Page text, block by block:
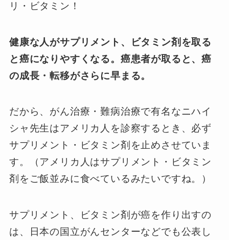
リ・ビタミン！
健康な人がサプリメント、ビタミン剤を取る
と癌になりやすくなる。癌患者が取ると、癌
の成長・転移がさらに早まる。
だから、がん治療・難病治療で有名なニハイ
シャ先生はアメリカ人を診察するとき、必ず
サプリメント・ビタミン剤を止めさせていま
す。（アメリカ人はサプリメント・ビタミン
剤をご飯並みに食べているみたいですね。）
サプリメント、ビタミン剤が癌を作り出すの
は、日本の国立がんセンターなどでも公表し